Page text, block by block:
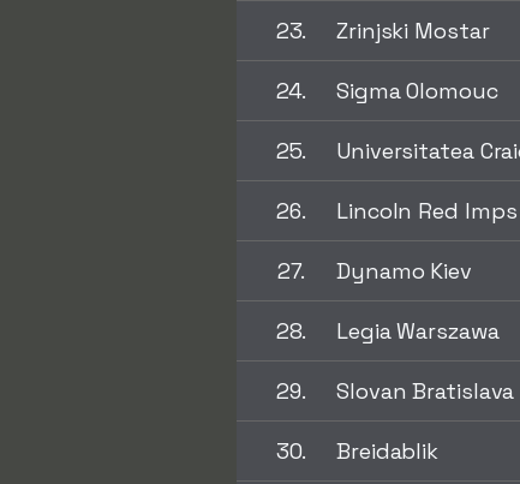
23. Zrinjski Mostar
24. Sigma Olomouc
25. Universitatea
26. Lincoln Red Imps
27. Dynamo Kiev
28. Legia Warszawa
29. Slovan Bratislava
30. Breidablik